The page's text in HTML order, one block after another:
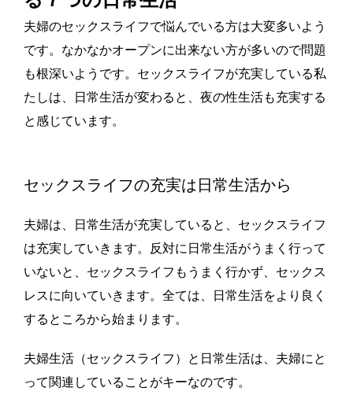
夫婦のセックスライフで悩んでいる方は大変多いよう
です。なかなかオープンに出来ない方が多いので問題
も根深いようです。セックスライフが充実している私
たしは、日常生活が変わると、夜の性生活も充実する
と感じています。
セックスライフの充実は日常生活から
夫婦は、日常生活が充実していると、セックスライフ
は充実していきます。反対に日常生活がうまく行って
いないと、セックスライフもうまく行かず、セックス
レスに向いていきます。全ては、日常生活をより良く
するところから始まります。
夫婦生活（セックスライフ）と日常生活は、夫婦にと
って関連していることがキーなのです。